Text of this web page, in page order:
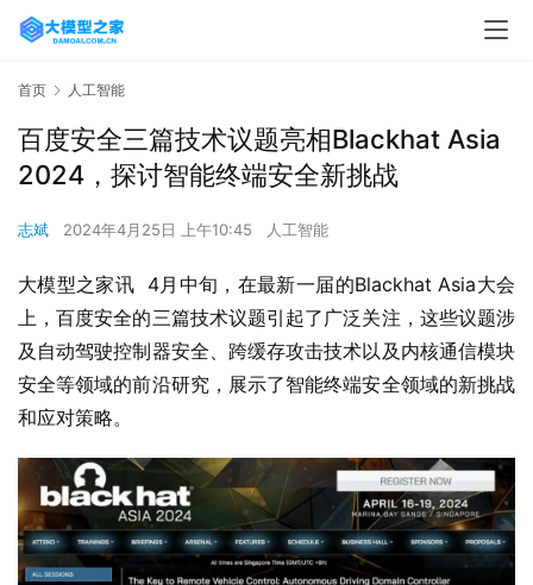
首页 人工智能
百度安全三篇技术议题亮相Blackhat Asia
2024，探讨智能终端安全新挑战
志斌 2024年4月25日 上午10:45 人工智能
大模型之家讯  4月中旬，在最新一届的Blackhat Asia大会
上，百度安全的三篇技术议题引起了广泛关注，这些议题涉
及自动驾驶控制器安全、跨缓存攻击技术以及内核通信模块
安全等领域的前沿研究，展示了智能终端安全领域的新挑战
和应对策略。